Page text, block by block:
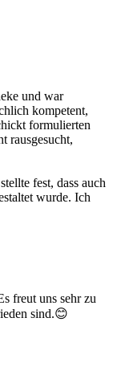
und war
kompetent,
formulierten
rausgesucht,
fest, dass auch
wurde. Ich
freut uns sehr zu
sind.😊